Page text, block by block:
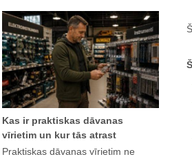
Kas ir praktiskas dāvanas
vīrietim un kur tās atrast
Praktiskas dāvanas vīrietim ne